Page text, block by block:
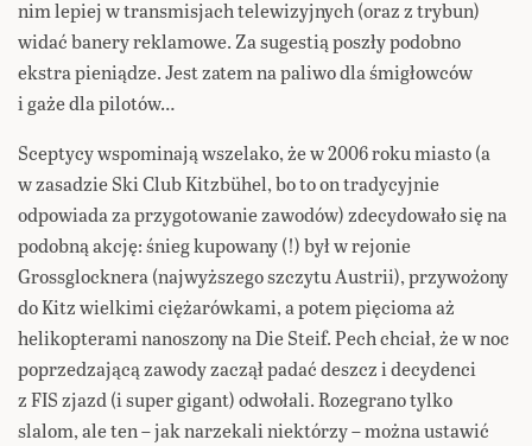
nim lepiej w transmisjach telewizyjnych (oraz z trybun)
widać banery reklamowe. Za sugestią poszły podobno
ekstra pieniądze. Jest zatem na paliwo dla śmigłowców
i gaże dla pilotów…
Sceptycy wspominają wszelako, że w 2006 roku miasto (a
w zasadzie Ski Club Kitzbühel, bo to on tradycyjnie
odpowiada za przygotowanie zawodów) zdecydowało się na
podobną akcję: śnieg kupowany (!) był w rejonie
Grossglocknera (najwyższego szczytu Austrii), przywożony
do Kitz wielkimi ciężarówkami, a potem pięcioma aż
helikopterami nanoszony na Die Steif. Pech chciał, że w noc
poprzedzającą zawody zaczął padać deszcz i decydenci
z FIS zjazd (i super gigant) odwołali. Rozegrano tylko
slalom, ale ten – jak narzekali niektórzy – można ustawić